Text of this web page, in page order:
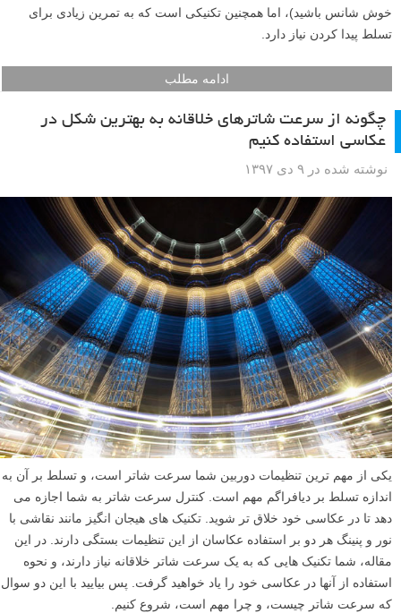
خوش شانس باشید)، اما همچنین تکنیکی است که به تمرین زیادی برای
تسلط پیدا کردن نیاز دارد.
ادامه مطلب
چگونه از سرعت شاترهای خلاقانه به بهترین شکل در
عکاسی استفاده کنیم
نوشته شده در ۹ دی ۱۳۹۷
یکی از مهم ترین تنظیمات دوربین شما سرعت شاتر است، و تسلط بر آن به
اندازه تسلط بر دیافراگم مهم است. کنترل سرعت شاتر به شما اجازه می
دهد تا در عکاسی خود خلاق تر شوید. تکنیک های هیجان انگیز مانند نقاشی با
نور و پنینگ هر دو بر استفاده عکاسان از این تنظیمات بستگی دارند. در این
مقاله، شما تکنیک هایی که به یک سرعت شاتر خلاقانه نیاز دارند، و نحوه
استفاده از آنها در عکاسی خود را یاد خواهید گرفت. پس بیایید با این دو سوال
که سرعت شاتر چیست، و چرا مهم است، شروع کنیم.